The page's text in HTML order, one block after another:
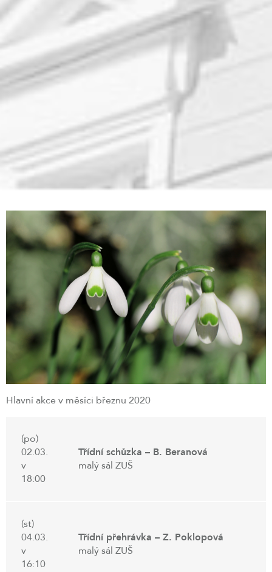
Hlavní akce v měsíci březnu 2020
(po)
02.03.
v
18:00
Třídní schůzka – B. Beranová
malý sál ZUŠ
(st)
04.03.
v
16:10
Třídní přehrávka – Z. Poklopová
malý sál ZUŠ